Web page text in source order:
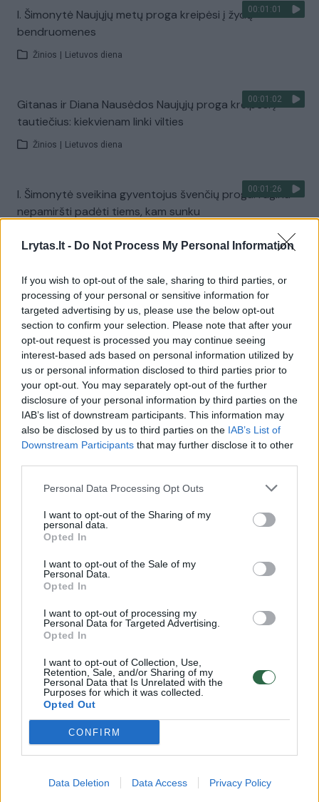
Lrytas.lt - Do Not Process My Personal Information
If you wish to opt-out of the sale, sharing to third parties, or
processing of your personal or sensitive information for
targeted advertising by us, please use the below opt-out
section to confirm your selection. Please note that after your
opt-out request is processed you may continue seeing
interest-based ads based on personal information utilized by
us or personal information disclosed to third parties prior to
your opt-out. You may separately opt-out of the further
disclosure of your personal information by third parties on the
IAB’s list of downstream participants. This information may
also be disclosed by us to third parties on the IAB’s List of
Downstream Participants that may further disclose it to other
Personal Data Processing Opt Outs
I want to opt-out of the Sharing of my
personal data.
Opted In
I want to opt-out of the Sale of my
Personal Data.
Opted In
I want to opt-out of processing my
Personal Data for Targeted Advertising.
Opted In
I want to opt-out of Collection, Use,
Retention, Sale, and/or Sharing of my
Personal Data that Is Unrelated with the
Purposes for which it was collected.
Opted Out
CONFIRM
Data Deletion Data Access Privacy Policy
00:01:01
I. Šimonytė Naujųjų metų proga kreipėsi į žydų
bendruomenes
Žinios Lietuvos diena
00:01:02
Gitanas ir Diana Nausėdos Naujųjų proga kreipėsi į
tautiečius: kiekvienam linki vilties
Žinios Lietuvos diena
00:01:26
I. Šimonytė sveikina gyventojus švenčių proga: ragina
nepamiršti padėti tiems, kam sunku
00:01:48
Po iššūkių kupinų metų – V. Čmilytės-Nielsen
palinkėjimas: akcentavo, kaip svarbu puoselėti viltį
Žinios | Lietuvos diena
00:00:53
J. Bidenas kalėdinio sveikinimo metu palinkėjo Amerikai
mažiau „politinių nuodų“
Žinios Pasaulis
Kariuomenės dienos proga Lietuvą pasveikino Ukrainos
Nausėdos sveikinimas: išskyrė labiausiai žavinčią
savybę
Žinios | Lietuvos diena
I. Šimonytė pasveikino žydus su viena svarbiausių jų
švenčių – Naujaisiais metais
Žinios | Lietuvos diena
būti stiprūs